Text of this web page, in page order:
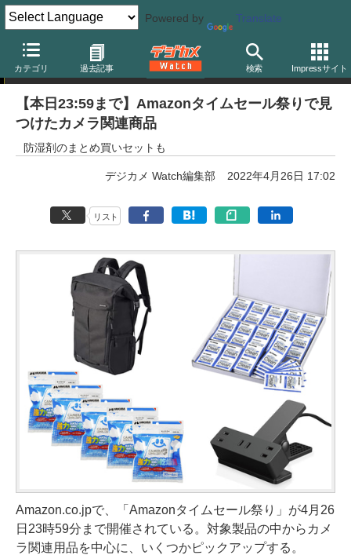
Powered by Translate
カテゴリ 過去記事 検索 Impressサイト
ニュース
【本日23:59まで】Amazonタイムセール祭りで見
つけたカメラ関連商品
防湿剤のまとめ買いセットも
デジカメ Watch編集部 2022年4月26日 17:02
リスト
Amazon.co.jpで、「Amazonタイムセール祭り」が4月26
日23時59分まで開催されている。対象製品の中からカメ
ラ関連用品を中心に、いくつかピックアップする。